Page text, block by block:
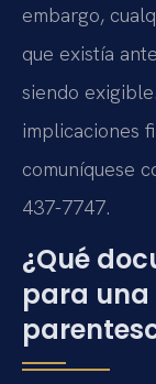
embargo,
que existía
siendo
implicaciones
comuníquese
437-7747.
¿Qué
para